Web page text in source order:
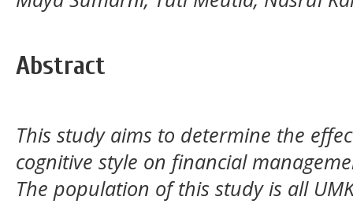
Abstract
This study aims to determine the
cognitive style on financial
The population of this study is all